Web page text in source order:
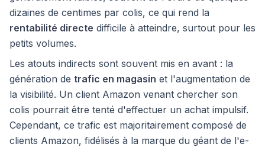
dizaines de centimes par colis, ce qui rend la
rentabilité directe difficile à atteindre, surtout pour les
petits volumes.
Les atouts indirects sont souvent mis en avant : la
génération de trafic en magasin et l'augmentation de
la visibilité. Un client Amazon venant chercher son
colis pourrait être tenté d'effectuer un achat impulsif.
Cependant, ce trafic est majoritairement composé de
clients Amazon, fidélisés à la marque du géant de l'e-